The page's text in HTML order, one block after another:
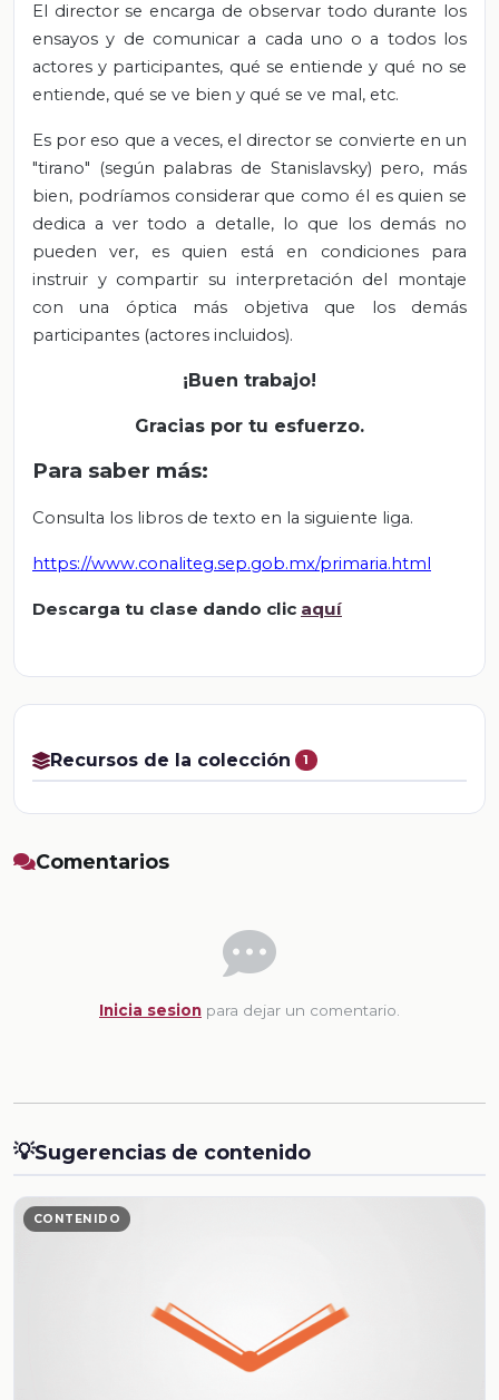
El director se encarga de observar todo durante los
ensayos y de comunicar a cada uno o a todos los
actores y participantes, qué se entiende y qué no se
entiende, qué se ve bien y qué se ve mal, etc.
Es por eso que a veces, el director se convierte en un
"tirano" (según palabras de Stanislavsky) pero, más
bien, podríamos considerar que como él es quien se
dedica a ver todo a detalle, lo que los demás no
pueden ver, es quien está en condiciones para
instruir y compartir su interpretación del montaje
con una óptica más objetiva que los demás
participantes (actores incluidos).
¡Buen trabajo!
Gracias por tu esfuerzo.
Para saber más:
Consulta los libros de texto en la siguiente liga.
https://www.conaliteg.sep.gob.mx/primaria.html
Descarga tu clase dando clic aquí
Recursos de la colección 1
Comentarios
Inicia sesion para dejar un comentario.
💡Sugerencias de contenido
CONTENIDO